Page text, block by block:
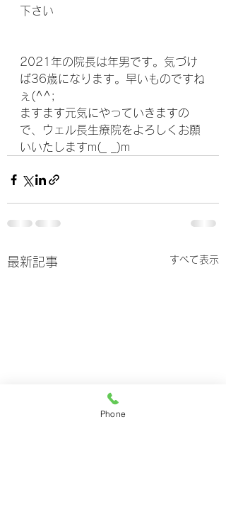
下さい
2021年の院長は年男です。気づけ
ば36歳になります。早いものですね
ぇ(^^;
ますます元気にやっていきますの
で、ウェル長生療院をよろしくお願
いいたしますm(_ _)m
最新記事 すべて表示
Phone